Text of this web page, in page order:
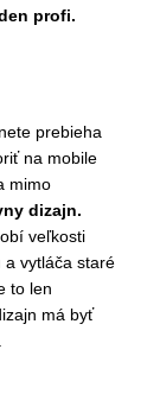
profi.
prebieha
na mobile
mimo
dizajn.
veľkosti
a vytláča staré
to len
má byť